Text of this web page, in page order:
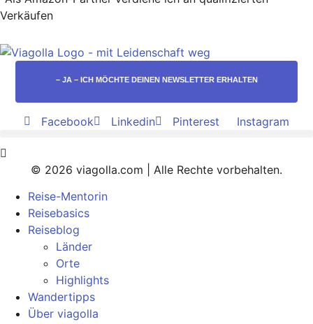
Verkäufen
– JA – ICH MÖCHTE DEINEN NEWSLETTER ERHALTEN
Facebook Linkedin Pinterest Instagram
© 2026 viagolla.com | Alle Rechte vorbehalten.
Reise-Mentorin
Reisebasics
Reiseblog
Länder
Orte
Highlights
Wandertipps
Über viagolla